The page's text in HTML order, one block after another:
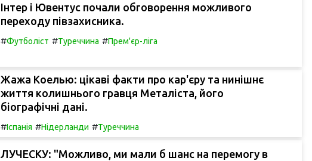
Інтер і Ювентус почали обговорення можливого
переходу півзахисника.
#Футболіст #Туреччина #Прем'єр-ліга
Жажа Коелью: цікаві факти про кар'єру та нинішнє
життя колишнього гравця Металіста, його
біографічні дані.
#Іспанія #Нідерланди #Туреччина
ЛУЧЕСКУ: "Можливо, ми мали б шанс на перемогу в